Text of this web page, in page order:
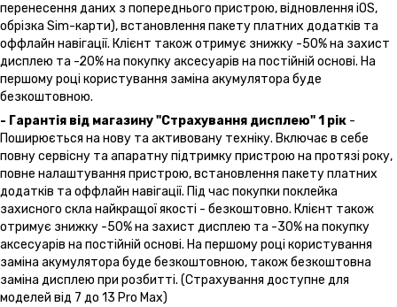
перенесення даних з попереднього пристрою, відновлення іOS,
обрізка Sim-карти), встановлення пакету платних додатків та
оффлайн навігації. Клієнт також отримує знижку -50% на захист
дисплею та -20% на покупку аксесуарів на постійній основі. На
першому році користування заміна акумулятора буде
безкоштовною.
- Гарантія від магазину "Страхування дисплею" 1 рік -
Поширюється на нову та активовану техніку. Включає в себе
повну сервісну та апаратну підтримку пристрою на протязі року,
повне налаштування пристрою, встановлення пакету платних
додатків та оффлайн навігації. Під час покупки поклейка
захисного скла найкращої якості - безкоштовно. Клієнт також
отримує знижку -50% на захист дисплею та -30% на покупку
аксесуарів на постійній основі. На першому році користування
заміна акумулятора буде безкоштовною, також безкоштовна
заміна дисплею при розбитті. (Страхування доступне для
моделей від 7 до 13 Pro Max)